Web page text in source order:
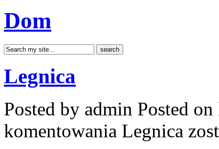
Dom
Legnica
Posted by admin Posted
komentowania Legnica